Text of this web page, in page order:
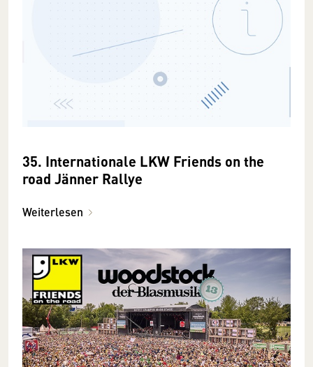
35. Internationale LKW Friends on the
road Jänner Rallye
Weiterlesen